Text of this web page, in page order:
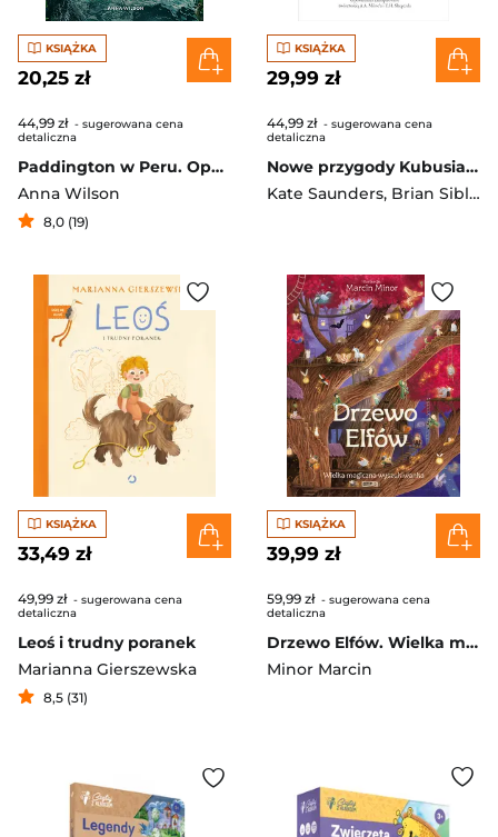
KSIĄŻKA
20,25 zł
44,99 zł - sugerowana cena
detaliczna
Paddington w Peru. Opowieść filmowa
Anna Wilson
8,0 (19)
KSIĄŻKA
29,99 zł
44,99 zł - sugerowana cena
detaliczna
Nowe przygody Kubusia Puchatka - wznowienie 2021
Kate Saunders, Brian Sibley
KSIĄŻKA
33,49 zł
49,99 zł - sugerowana cena
detaliczna
Leoś i trudny poranek
Marianna Gierszewska
8,5 (31)
KSIĄŻKA
39,99 zł
59,99 zł - sugerowana cena
detaliczna
Drzewo Elfów. Wielka magiczna wyszukiwanka
Minor Marcin